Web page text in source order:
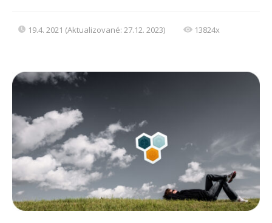
19.4. 2021 (Aktualizované: 27.12. 2023) 13824x